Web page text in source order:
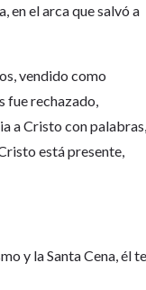
en el arca que salvó a
vendido como
fue rechazado,
a Cristo con
está presente,
y la Santa Cena, él